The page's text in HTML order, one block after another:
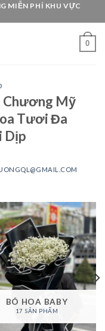
MIỄN PHÍ KHU VỰC
0
Chương Mỹ
Tươi Đa
Dịp
BÓ HOA BABY
17 SẢN PHẨM